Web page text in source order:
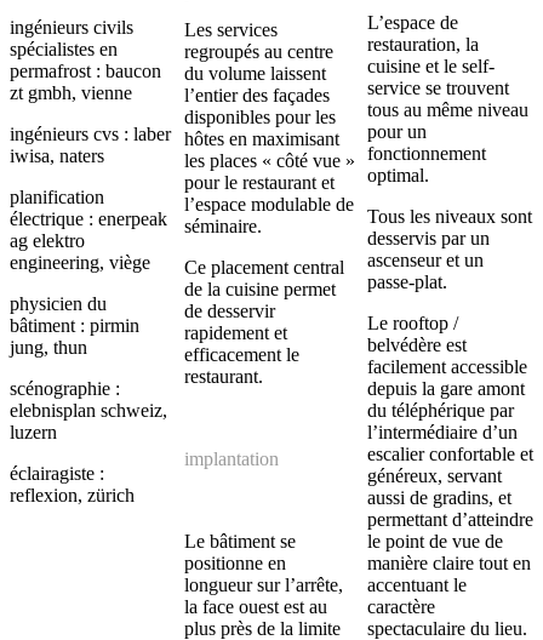
ingénieurs civils
spécialistes en
permafrost : baucon
zt gmbh, vienne
ingénieurs cvs : laber
iwisa, naters
planification
électrique : enerpeak
ag elektro
engineering, viège
physicien du
bâtiment : pirmin
jung, thun
scénographie :
elebnisplan schweiz,
luzern
éclairagiste :
reflexion, zürich
Les services
regroupés au centre
du volume laissent
l’entier des façades
disponibles pour les
hôtes en maximisant
les places « côté vue »
pour le restaurant et
l’espace modulable de
séminaire.
Ce placement central
de la cuisine permet
de desservir
rapidement et
efficacement le
restaurant.
implantation
Le bâtiment se
positionne en
longueur sur l’arrête,
la face ouest est au
plus près de la limite
L’espace de
restauration, la
cuisine et le self-
service se trouvent
tous au même niveau
pour un
fonctionnement
optimal.
Tous les niveaux sont
desservis par un
ascenseur et un
passe-plat.
Le rooftop /
belvédère est
facilement accessible
depuis la gare amont
du téléphérique par
l’intermédiaire d’un
escalier confortable et
généreux, servant
aussi de gradins, et
permettant d’atteindre
le point de vue de
manière claire tout en
accentuant le
caractère
spectaculaire du lieu.